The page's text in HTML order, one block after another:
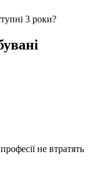
3 роки?
не втратять